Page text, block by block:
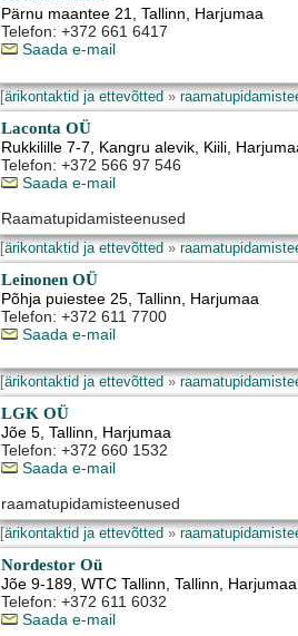
Pärnu maantee 21,Tallinn, Harjumaa
Telefon: +372 661 6417
Saada e-mail
[ärikontaktid ja ettevõtted»
Laconta OÜ
Rukkilille 7-7, Kangru alevik, Kiili,
Telefon: +372 566 97 546
Saada e-mail
Raamatupidamisteenused
[ärikontaktid ja ettevõtted»
Leinonen OÜ
Põhja puiestee 25,Tallinn, Harjumaa
Telefon: +372 611 7700
Saada e-mail
[ärikontaktid ja ettevõtted»
LGK OÜ
Jõe 5,Tallinn, Harjumaa
Telefon: +372 660 1532
Saada e-mail
raamatupidamisteenused
[ärikontaktid ja ettevõtted»
Nordestor Oü
Jõe 9-189, WTC Tallinn,Tallinn, Harjumaa
Telefon: +372 611 6032
Saada e-mail